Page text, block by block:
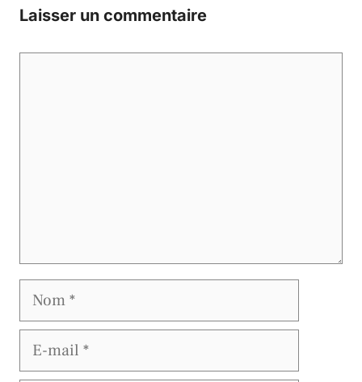
Laisser un commentaire
Nom
E-